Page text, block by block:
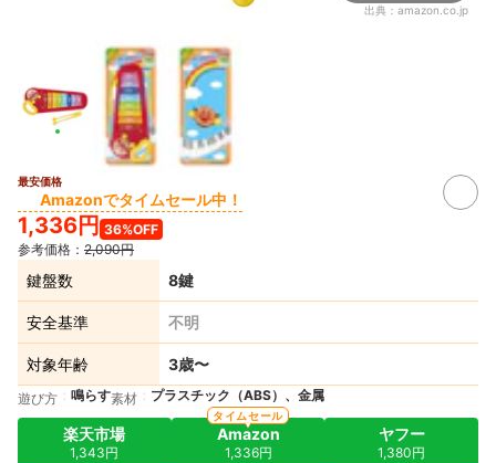
出典： amazon.co.jp
最安価格
Amazonでタイムセール中！
1,336円 36%OFF
参考価格： 2,090円
鍵盤数 8鍵
安全基準 不明
対象年齢 3歳〜
遊び方 鳴らす素材 プラスチック（ABS）、金属
楽天市場
1,343円
Amazon
1,336円
タイムセール
ヤフー
1,380円